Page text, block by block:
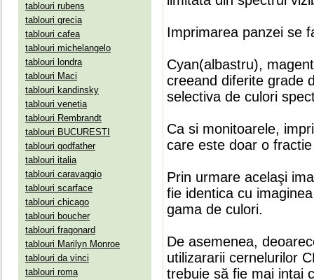
tablouri rubens
tablouri grecia
tablouri cafea
tablouri michelangelo
tablouri londra
tablouri Maci
tablouri kandinsky
tablouri venetia
tablouri Rembrandt
tablouri BUCURESTI
tablouri godfather
tablouri italia
tablouri caravaggio
tablouri scarface
tablouri chicago
tablouri boucher
tablouri fragonard
tablouri Marilyn Monroe
tablouri da vinci
tablouri roma
Imprimarea panzei se
Cyan(albastru),
creeand diferite grade
selectiva de culori
Ca si monitoarele,
care este doar o
Prin urmare acelaşi
fie identica cu
gama de culori.
De asemenea,
utilizararii cernelurilor
trebuie să fie mai intai